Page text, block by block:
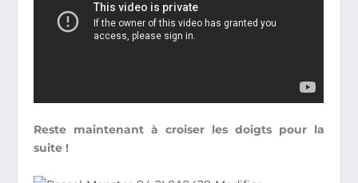
Reste maintenant à croiser les doigts pour la
suite !